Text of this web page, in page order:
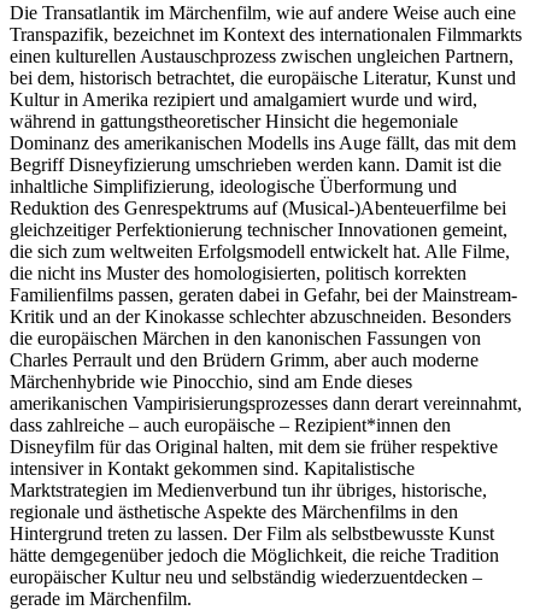
Die Transatlantik im Märchenfilm, wie auf andere Weise auch eine
Transpazifik, bezeichnet im Kontext des internationalen Filmmarkts
einen kulturellen Austauschprozess zwischen ungleichen Partnern,
bei dem, historisch betrachtet, die europäische Literatur, Kunst und
Kultur in Amerika rezipiert und amalgamiert wurde und wird,
während in gattungstheoretischer Hinsicht die hegemoniale
Dominanz des amerikanischen Modells ins Auge fällt, das mit dem
Begriff Disneyfizierung umschrieben werden kann. Damit ist die
inhaltliche Simplifizierung, ideologische Überformung und
Reduktion des Genrespektrums auf (Musical-)Abenteuerfilme bei
gleichzeitiger Perfektionierung technischer Innovationen gemeint,
die sich zum weltweiten Erfolgsmodell entwickelt hat. Alle Filme,
die nicht ins Muster des homologisierten, politisch korrekten
Familienfilms passen, geraten dabei in Gefahr, bei der Mainstream-
Kritik und an der Kinokasse schlechter abzuschneiden. Besonders
die europäischen Märchen in den kanonischen Fassungen von
Charles Perrault und den Brüdern Grimm, aber auch moderne
Märchenhybride wie Pinocchio, sind am Ende dieses
amerikanischen Vampirisierungsprozesses dann derart vereinnahmt,
dass zahlreiche – auch europäische – Rezipient*innen den
Disneyfilm für das Original halten, mit dem sie früher respektive
intensiver in Kontakt gekommen sind. Kapitalistische
Marktstrategien im Medienverbund tun ihr übriges, historische,
regionale und ästhetische Aspekte des Märchenfilms in den
Hintergrund treten zu lassen. Der Film als selbstbewusste Kunst
hätte demgegenüber jedoch die Möglichkeit, die reiche Tradition
europäischer Kultur neu und selbständig wiederzuentdecken –
gerade im Märchenfilm.